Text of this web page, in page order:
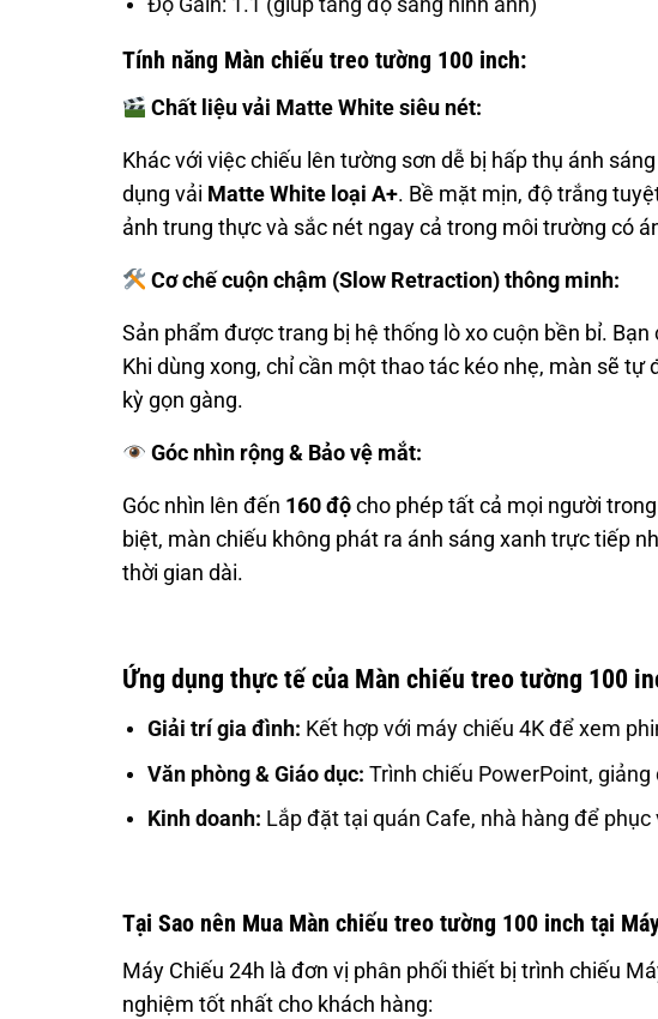
Độ Gain: 1.1 (giúp tăng độ sáng hình ảnh)
Tính năng Màn chiếu treo tường 100 inch:
Chất liệu vải Matte White siêu nét:
Khác với việc chiếu lên tường sơn dễ bị hấp thụ ánh
dụng vải Matte White loại A+. Bề mặt mịn, độ trắng
ảnh trung thực và sắc nét ngay cả trong môi trường có
Cơ chế cuộn chậm (Slow Retraction) thông minh:
Sản phẩm được trang bị hệ thống lò xo cuộn bền bỉ.
Khi dùng xong, chỉ cần một thao tác kéo nhẹ, màn sẽ
kỳ gọn gàng.
Góc nhìn rộng & Bảo vệ mắt:
Góc nhìn lên đến 160 độ cho phép tất cả mọi người
biệt, màn chiếu không phát ra ánh sáng xanh trực tiếp
thời gian dài.
Ứng dụng thực tế của Màn chiếu treo tường 100
Giải trí gia đình: Kết hợp với máy chiếu 4K để xem
Văn phòng & Giáo dục: Trình chiếu PowerPoint,
Kinh doanh: Lắp đặt tại quán Cafe, nhà hàng để
Tại Sao nên Mua Màn chiếu treo tường 100 inch tại
Máy Chiếu 24h là đơn vị phân phối thiết bị trình chiếu
nghiệm tốt nhất cho khách hàng: